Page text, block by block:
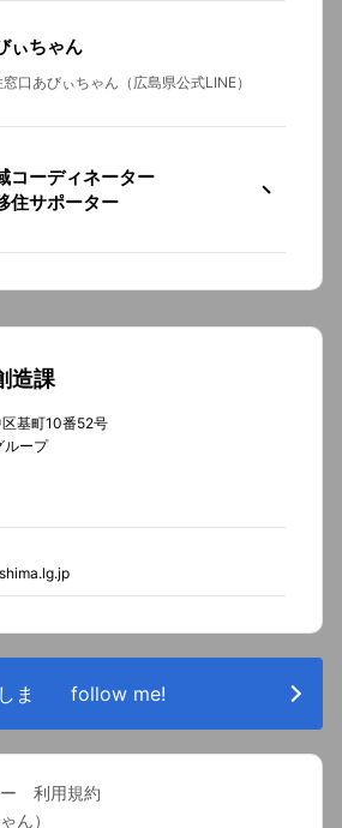
ぃちゃん
口あびぃちゃん（広島県公式LINE）
コーディネーター
住サポーター
造課
基町10番52号
ループ
ま follow me!
利用規約
ん）